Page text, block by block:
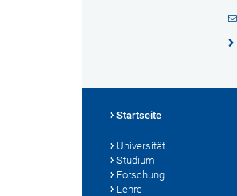
Startseite
Universität
Studium
Forschung
Lehre